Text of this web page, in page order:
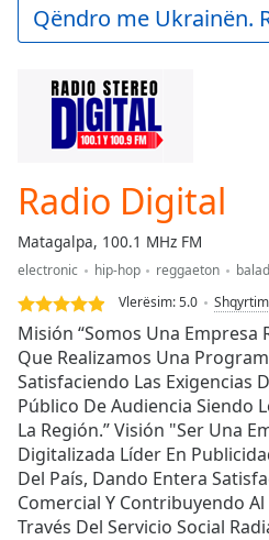
Play
Video
Skip
Backward
Current
Time0:00
Duration -:-
Loaded:
0.00%
Stream
TypeLIVE
Seek to
live,
currently
behind
live LIVE
Remaining
Time
Qëndro me Ukrainën.
Radio Digital
Matagalpa, 100.1 MHz FM
electronic hip-hop reggaeton
Vlerësim:5.0
Misión “Somos Una Empresa
Que Realizamos Una
Satisfaciendo Las Exigencias
Público De Audiencia Siendo
La Región.” Visión "Ser Una
Digitalizada Líder En
Del País, Dando Entera
Comercial Y Contribuyendo
Través Del Servicio Social